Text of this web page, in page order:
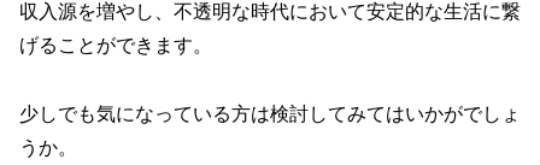
収入源を増やし、不透明な時代において安定的な生活に繋
げることができます。
少しでも気になっている方は検討してみてはいかがでしょ
うか。